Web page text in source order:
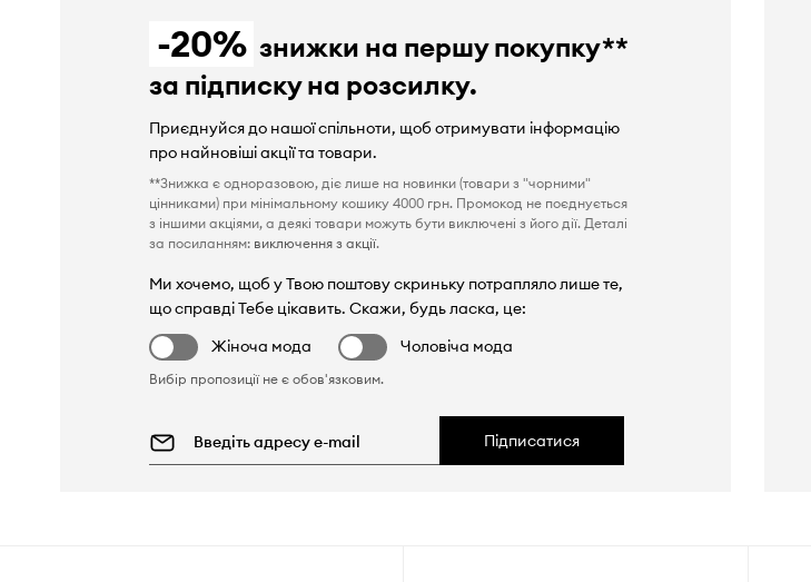
-20% знижки на першу покупку**
за підписку на розсилку.
Приєднуйся до нашої спільноти, щоб отримувати інформацію
про найновіші акції та товари.
**Знижка є одноразовою, діє лише на новинки (товари з "чорними"
цінниками) при мінімальному кошику 4000 грн. Промокод не поєднується
з іншими акціями, а деякі товари можуть бути виключені з його дії. Деталі
за посиланням: виключення з акції.
Ми хочемо, щоб у Твою поштову скриньку потрапляло лише те,
що справді Тебе цікавить. Скажи, будь ласка, це:
Жіноча мода
Чоловіча мода
Вибір пропозиції не є обов'язковим.
Підписатися